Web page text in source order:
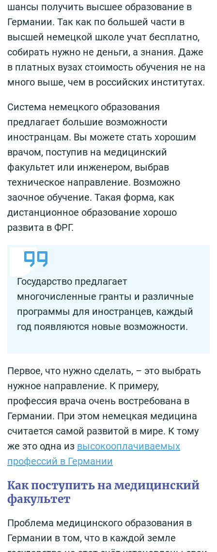
шансы получить высшее образование в
Германии. Так как по большей части в
высшей немецкой школе учат бесплатно,
собирать нужно не деньги, а знания. Даже
в платных вузах стоимость обучения не на
много выше, чем в российских институтах.
Система немецкого образования
предлагает большие возможности
иностранцам. Вы можете стать хорошим
врачом, поступив на медицинский
факультет или инженером, выбрав
техническое направление. Возможно
заочное обучение. Такая форма, как
дистанционное образование хорошо
развита в ФРГ.
Государство предлагает
многочисленные гранты и различные
программы для иностранцев, каждый
год появляются новые возможности.
Первое, что нужно сделать, – это выбрать
нужное направление. К примеру,
профессия врача очень востребована в
Германии. При этом немецкая медицина
считается самой развитой в мире. К тому
же это одна из высокооплачиваемых
профессий в Германии
Как поступить на медицинский
факультет
Проблема медицинского образования в
Германии в том, что в каждой земле